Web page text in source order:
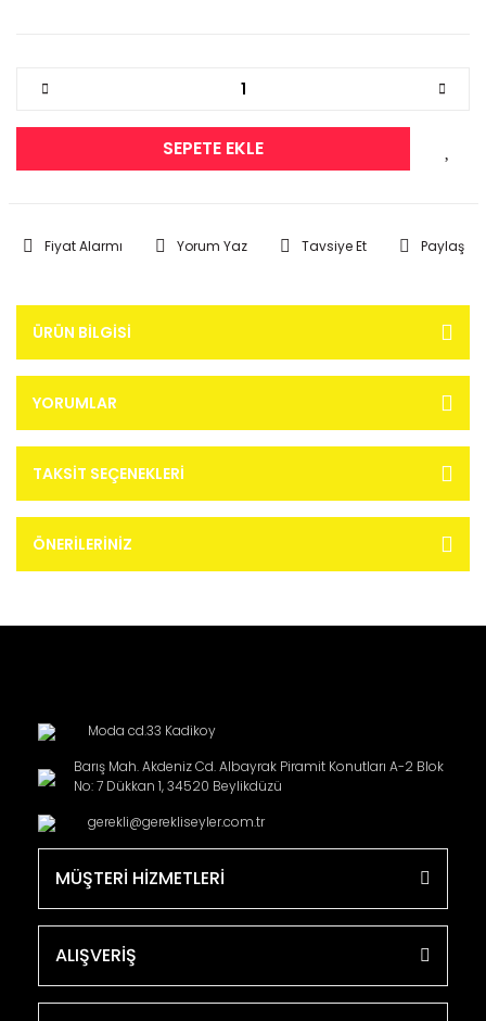
SEPETE EKLE
Fiyat Alarmı Yorum Yaz Tavsiye Et Paylaş
ÜRÜN BILGISI
YORUMLAR
TAKSIT SEÇENEKLERI
ÖNERILERINIZ
Moda cd.33 Kadikoy
Barış Mah. Akdeniz Cd. Albayrak Piramit Konutları A-2 Blok
No: 7 Dükkan 1, 34520 Beylikdüzü
gerekli@gerekliseyler.com.tr
MÜŞTERİ HİZMETLERİ
ALIŞVERİŞ